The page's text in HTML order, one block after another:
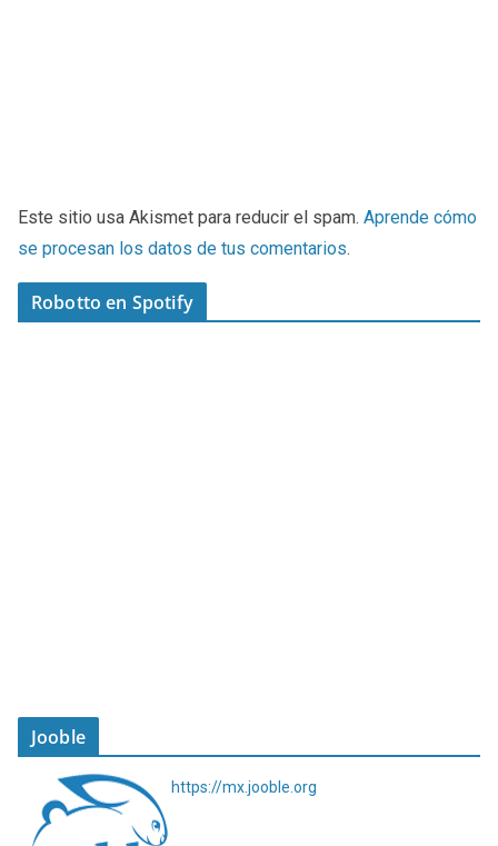
Este sitio usa Akismet para reducir el spam. Aprende cómo
se procesan los datos de tus comentarios.
Robotto en Spotify
Jooble
https://mx.jooble.org